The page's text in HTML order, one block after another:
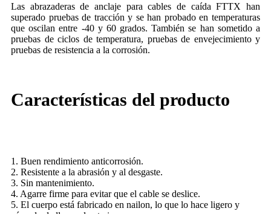
Las abrazaderas de anclaje para cables de caída FTTX han
superado pruebas de tracción y se han probado en temperaturas
que oscilan entre -40 y 60 grados. También se han sometido a
pruebas de ciclos de temperatura, pruebas de envejecimiento y
pruebas de resistencia a la corrosión.
Características del producto
1. Buen rendimiento anticorrosión.
2. Resistente a la abrasión y al desgaste.
3. Sin mantenimiento.
4. Agarre firme para evitar que el cable se deslice.
5. El cuerpo está fabricado en nailon, lo que lo hace ligero y